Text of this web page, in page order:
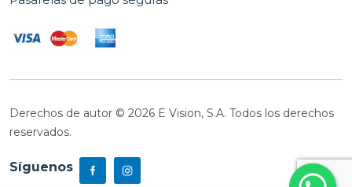
Derechos de autor © 2026 E Vision, S.A. Todos los derechos
reservados.
Síguenos